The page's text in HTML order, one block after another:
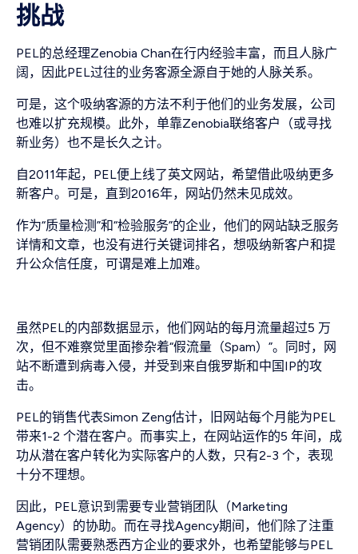
挑战
PEL的总经理Zenobia Chan在行内经验丰富，而且人脉广
阔，因此PEL过往的业务客源全源自于她的人脉关系。
可是，这个吸纳客源的方法不利于他们的业务发展，公司
也难以扩充规模。此外，单靠Zenobia联络客户（或寻找
新业务）也不是长久之计。
自2011年起，PEL便上线了英文网站，希望借此吸纳更多
新客户。可是，直到2016年，网站仍然未见成效。
作为“质量检测”和“检验服务”的企业，他们的网站缺乏服务
详情和文章，也没有进行关键词排名，想吸纳新客户和提
升公众信任度，可谓是难上加难。
虽然PEL的内部数据显示，他们网站的每月流量超过5 万
次，但不难察觉里面掺杂着“假流量（Spam）”。同时，网
站不断遭到病毒入侵，并受到来自俄罗斯和中国IP的攻
击。
PEL的销售代表Simon Zeng估计，旧网站每个月能为PEL
带来1-2 个潜在客户。而事实上，在网站运作的5 年间，成
功从潜在客户转化为实际客户的人数，只有2-3 个，表现
十分不理想。
因此，PEL意识到需要专业营销团队（Marketing
Agency）的协助。而在寻找Agency期间，他们除了注重
营销团队需要熟悉西方企业的要求外，也希望能够与PEL